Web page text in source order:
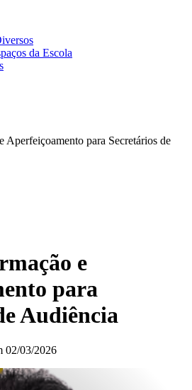
da Escola
Aperfeiçoamento para Secretários de
e
para
Audiência
02/03/2026